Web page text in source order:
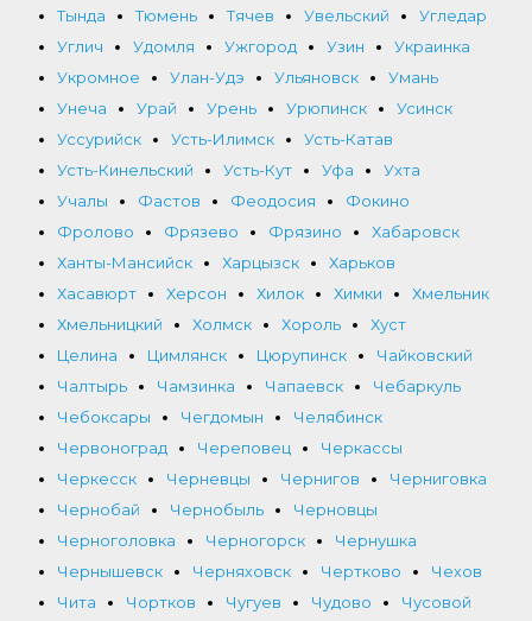
Тында
Тюмень Тячев Увельский
Угледар
Углич
Удомля Ужгород Узин
Украинка
Укромное
Улан-Удэ Ульяновск
Умань
Унеча
Урай Урень Урюпинск
Усинск
Уссурийск
Усть-Илимск
Усть-Катав
Усть-Кинельский
Усть-Кут Уфа
Ухта
Учалы
Фастов Феодосия
Фокино
Фролово
Фрязево Фрязино
Хабаровск
Ханты-Мансийск
Харцызск
Харьков
Хасавюрт
Херсон Хилок Химки
Хмельник
Хмельницкий
Холмск Хороль
Хуст
Целина
Цимлянск Цюрупинск
Чайковский
Чалтырь
Чамзинка Чапаевск
Чебаркуль
Чебоксары
Чегдомын
Челябинск
Червоноград
Череповец
Черкассы
Черкесск
Черневцы Чернигов
Черниговка
Чернобай
Чернобыль
Черновцы
Черноголовка
Черногорск
Чернушка
Чернышевск
Черняховск Чертково
Чехов
Чита
Чортков Чугуев Чудово
Чусовой